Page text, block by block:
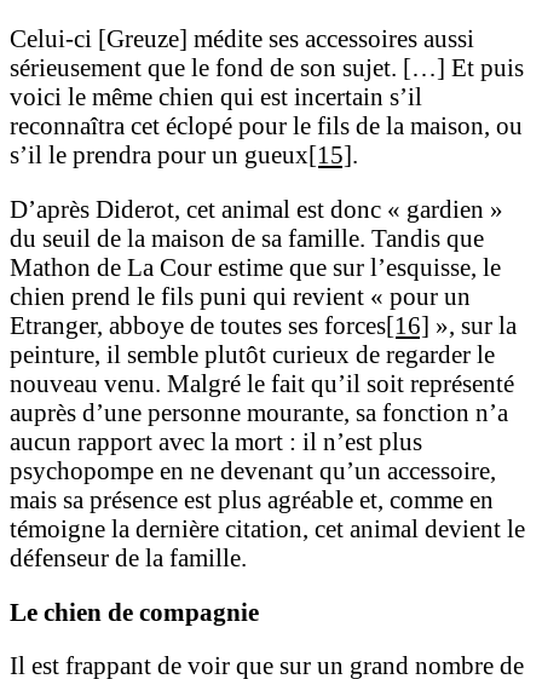
Celui-ci [Greuze] médite ses accessoires aussi
sérieusement que le fond de son sujet. […] Et puis
voici le même chien qui est incertain s’il
reconnaîtra cet éclopé pour le fils de la maison, ou
s’il le prendra pour un gueux[15].
D’après Diderot, cet animal est donc « gardien »
du seuil de la maison de sa famille. Tandis que
Mathon de La Cour estime que sur l’esquisse, le
chien prend le fils puni qui revient « pour un
Etranger, abboye de toutes ses forces[16] », sur la
peinture, il semble plutôt curieux de regarder le
nouveau venu. Malgré le fait qu’il soit représenté
auprès d’une personne mourante, sa fonction n’a
aucun rapport avec la mort : il n’est plus
psychopompe en ne devenant qu’un accessoire,
mais sa présence est plus agréable et, comme en
témoigne la dernière citation, cet animal devient le
défenseur de la famille.
Le chien de compagnie
Il est frappant de voir que sur un grand nombre de